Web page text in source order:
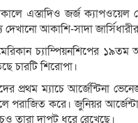
এস্তাদিও জর্জ ক্যাপওয়েল
আকাশি-সাদা
চ্যাম্পিয়নশিপের ১৯তম
চারটি শিরোপা।
প্রথম ম্যাচে আর্জেন্টিনা
পরাজিত করে। জুনিয়র
তারা দাপট ধরে রেখেছে।